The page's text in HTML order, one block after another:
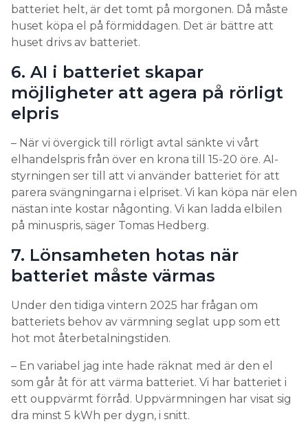
batteriet helt, är det tomt på morgonen. Då måste
huset köpa el på förmiddagen. Det är bättre att
huset drivs av batteriet.
6. AI i batteriet skapar
möjligheter att agera på rörligt
elpris
– När vi övergick till rörligt avtal sänkte vi vårt
elhandelspris från över en krona till 15-20 öre. AI-
styrningen ser till att vi använder batteriet för att
parera svängningarna i elpriset. Vi kan köpa när elen
nästan inte kostar någonting. Vi kan ladda elbilen
på minuspris, säger Tomas Hedberg.
7. Lönsamheten hotas när
batteriet måste värmas
Under den tidiga vintern 2025 har frågan om
batteriets behov av värmning seglat upp som ett
hot mot återbetalningstiden.
– En variabel jag inte hade räknat med är den el
som går åt för att värma batteriet. Vi har batteriet i
ett ouppvärmt förråd. Uppvärmningen har visat sig
dra minst 5 kWh per dygn, i snitt.